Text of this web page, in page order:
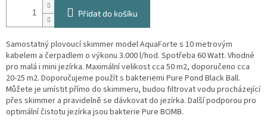
Přidat do košíku
Samostatný plovoucí skimmer model AquaForte s 10 metrovým
kabelem a čerpadlem o výkonu 3.000 l/hod. Spotřeba 60 Watt. Vhodné
pro malá i mini jezírka. Maximální velikost cca 50 m2, doporučeno cca
20-25 m2. Doporučujeme použít s bakteriemi Pure Pond Black Ball.
Můžete je umístit přímo do skimmeru, budou filtrovat vodu procházející
přes skimmer a pravidelně se dávkovat do jezírka. Další podporou pro
optimální čistotu jezírka jsou bakterie Pure BOMB.